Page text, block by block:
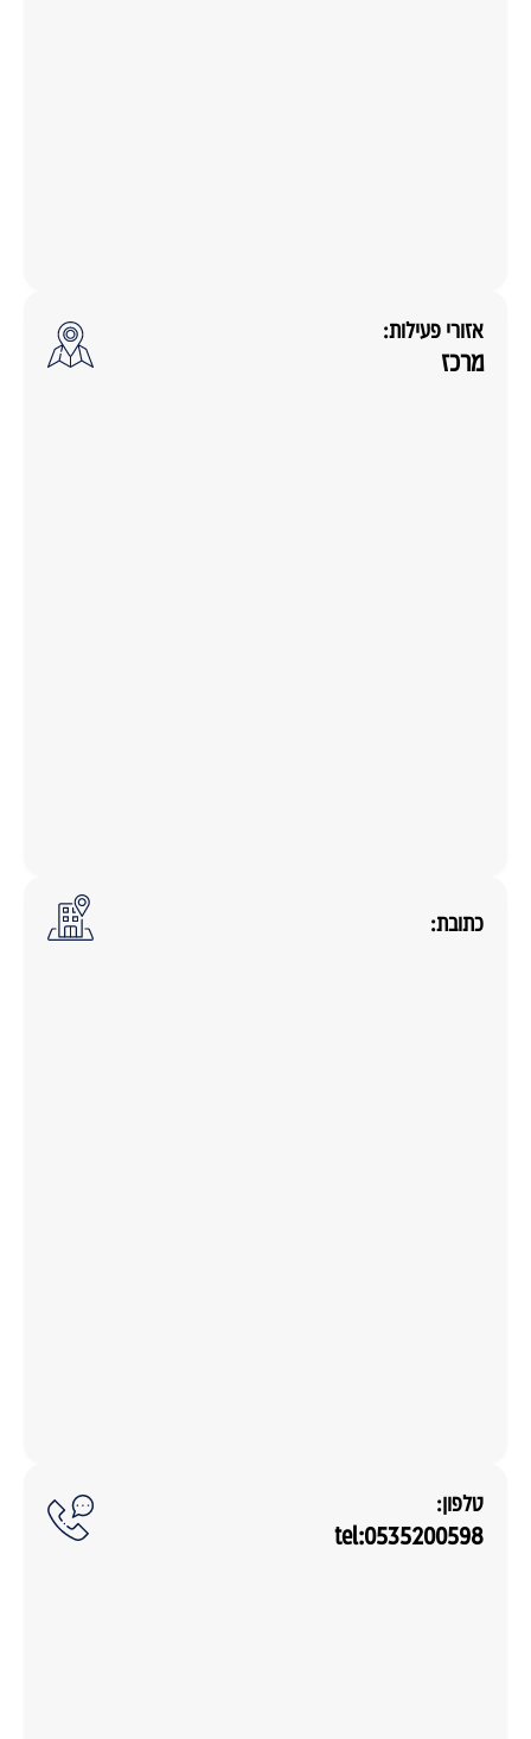
אזורי פעילות:
מרכז
כתובת:
טלפון:
tel:0535200598